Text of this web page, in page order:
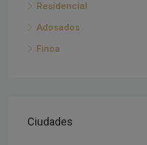
Residencial
Adosados
Finca
Ciudades